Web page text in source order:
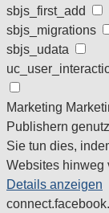
sbjs_first_add
sbjs_migrations
sbjs_udata
Marketing
Publishern
Sie tun dies,
Websites hinweg
Details anzeigen